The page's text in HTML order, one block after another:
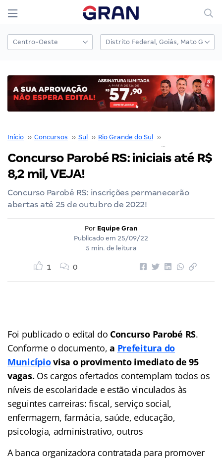
Início ›› Concursos ›› Sul ›› Rio Grande do Sul ››
Concurso Parobé RS: iniciais até R$
8,2 mil, VEJA!
Concurso Parobé RS: inscrições permanecerão
abertas até 25 de outubro de 2022!
Por Equipe Gran
Publicado em 25/09/22
5 min. de leitura
1 0
Foi publicado o edital do Concurso Parobé RS.
Conforme o documento,a Prefeitura do
Municípiovisa o provimento imediato de 95
vagas. Os cargos ofertados contemplam todos os
níveis de escolaridade e estão vinculados às
seguintes carreiras: fiscal, serviço social,
enfermagem, farmácia, saúde, educação,
psicologia, administrativo, outros
A banca organizadora contratada para promover